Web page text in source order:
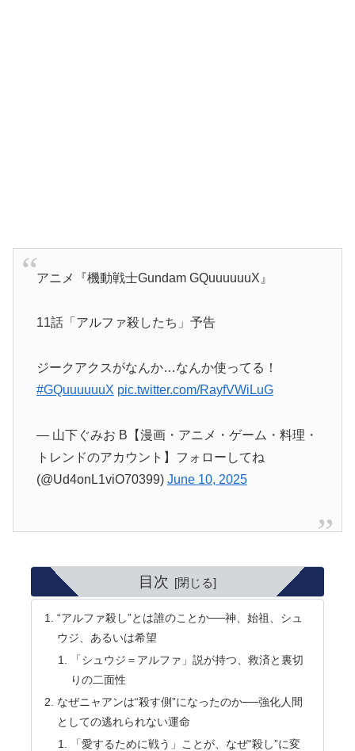
アニメ『機動戦士Gundam GQuuuuuuX』
11話「アルファ殺したち」予告
ジークアクスがなんか…なんか使ってる！
#GQuuuuuuX pic.twitter.com/RayfVWiLuG
— 山下ぐみお B【漫画・アニメ・ゲーム・料理・
トレンドのアカウント】フォローしてね
(@Ud4onL1viO70399) June 10, 2025
目次
“アルファ殺し”とは誰のことか──神、始祖、シュ
ウジ、あるいは希望
「シュウジ＝アルファ」説が持つ、救済と裏切
りの二面性
なぜニャアンは“殺す側”になったのか──強化人間
としての逃れられない運命
「愛するために戦う」ことが、なぜ“殺し”に変